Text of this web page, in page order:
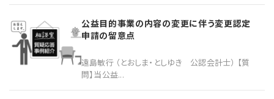
公益目的事業の内容の変更に伴う変更認定
申請の留意点
遠島敏行 （とおしま・としゆき 公認会計士） 【質
問】当公益...